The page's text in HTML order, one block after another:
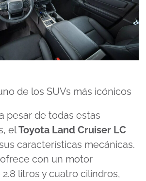
de los SUVs más icónicos
pesar de todas estas
elToyota Land Cruiser LC
características mecánicas.
con un motor
litros y cuatro cilindros,